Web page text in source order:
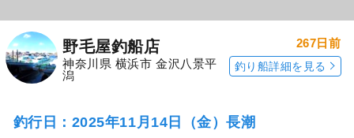
野毛屋釣船店
神奈川県 横浜市 金沢八景平
潟
267日前
釣り船詳細を見る
釣行日：2025年11月14日（金）長潮